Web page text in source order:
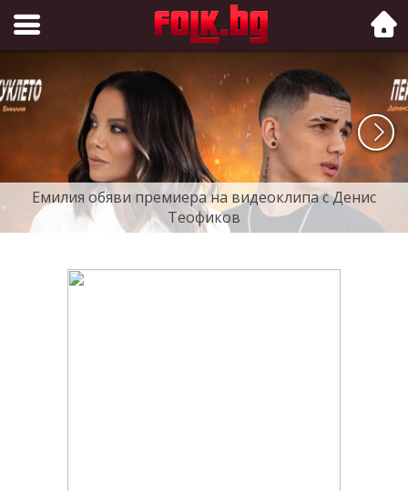
Folk.bg
Емилия обяви премиера на видеоклипа с Денис
Теофиков